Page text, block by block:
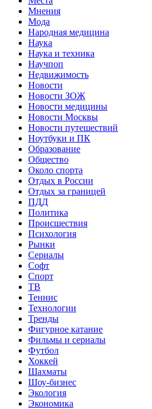
Мнения
Мода
Народная медицина
Наука
Наука и техника
Научпоп
Недвижимость
Новости
Новости ЗОЖ
Новости медицины
Новости Москвы
Новости путешествий
Ноутбуки и ПК
Образование
Общество
Около спорта
Отдых в России
Отдых за границей
ПДД
Политика
Происшествия
Психология
Рынки
Сериалы
Софт
Спорт
ТВ
Теннис
Технологии
Тренды
Фигурное катание
Фильмы и сериалы
Футбол
Хоккей
Шахматы
Шоу-бизнес
Экология
Экономика